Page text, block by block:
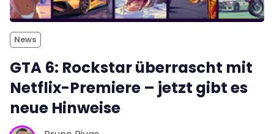
News
GTA 6: Rockstar überrascht mit
Netflix-Premiere – jetzt gibt es
neue Hinweise